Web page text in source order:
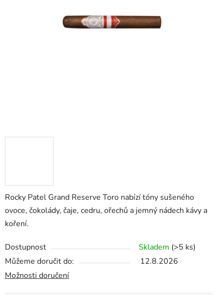
Rocky Patel Grand Reserve Toro nabízí tóny sušeného
ovoce, čokolády, čaje, cedru, ořechů a jemný nádech kávy a
koření.
Dostupnost Skladem (>5 ks)
Můžeme doručit do:
12.8.2026
Možnosti doručení